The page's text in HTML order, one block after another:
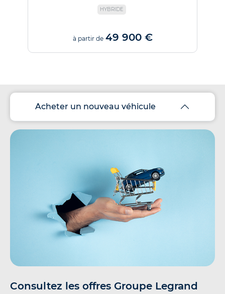
HYBRIDE
à partir de 49 900 €
Acheter un nouveau véhicule
Consultez les offres Groupe Legrand